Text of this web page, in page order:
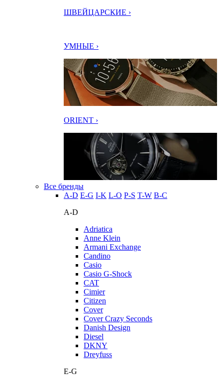
ШВЕЙЦАРСКИЕ ›
УМНЫЕ ›
ORIENT ›
Все бренды
A-D E-G I-K L-O P-S T-W В-С
A-D
Adriatica
Anne Klein
Armani Exchange
Candino
Casio
Casio G-Shock
CAT
Cimier
Citizen
Cover
Cover Crazy Seconds
Danish Design
Diesel
DKNY
Dreyfuss
E-G